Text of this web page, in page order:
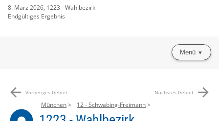
8. März 2026, 1223 - Wahlbezirk
Endgültiges Ergebnis
Menü
arrow_back Vorheriges Gebiet Nächstes Gebiet arrow_forward
München 12 - Schwabing-Freimann